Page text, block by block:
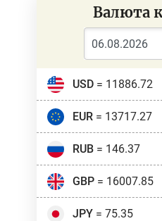
Валюта
USD= 11886.72
EUR= 13717.27
RUB= 146.37
GBP= 16007.85
JPY= 75.35